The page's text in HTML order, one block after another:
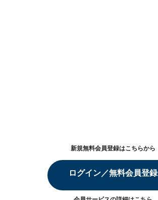
新規無料会員登録はこちらから
ログイン／無料会員登録